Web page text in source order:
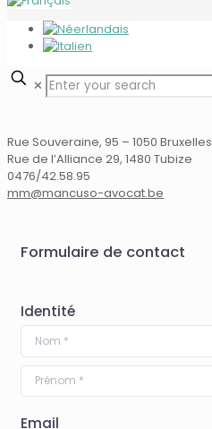
✕
Rue Souveraine, 95 – 1050 Bruxelles
Rue de l’Alliance 29, 1480 Tubize
0476/42.58.95
mm@mancuso-avocat.be